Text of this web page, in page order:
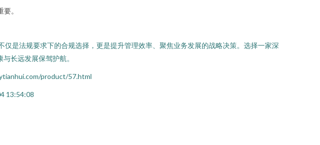
。
是法规要求下的合规选择，更是提升管理效率、聚焦业务发展的战略决策。选择一家深
长远发展保驾护航。
product/57.html
13:54:08